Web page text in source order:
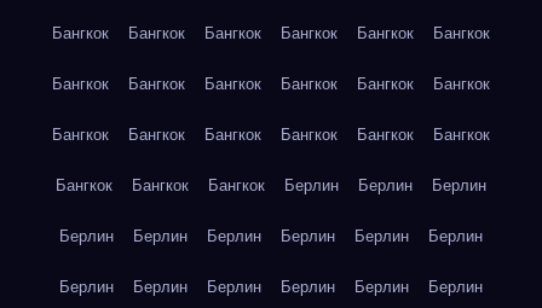
Бангкок Бангкок Бангкок Бангкок Бангкок Бангкок
Бангкок Бангкок Бангкок Бангкок Бангкок Бангкок
Бангкок Бангкок Бангкок Бангкок Бангкок Бангкок
Бангкок Бангкок Бангкок Берлин Берлин Берлин
Берлин Берлин Берлин Берлин Берлин Берлин
Берлин Берлин Берлин Берлин Берлин Берлин